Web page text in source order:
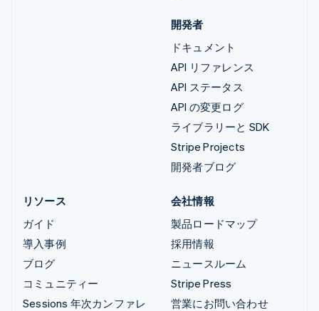
開発者
ドキュメント
API リファレンス
API ステータス
API の変更ログ
ライブラリーと SDK
Stripe Projects
開発者ブログ
リソース
ガイド
導入事例
ブログ
コミュニティー
Sessions 年次カンファレ
会社情報
製品ロードマップ
採用情報
ニュースルーム
Stripe Press
営業にお問い合わせ